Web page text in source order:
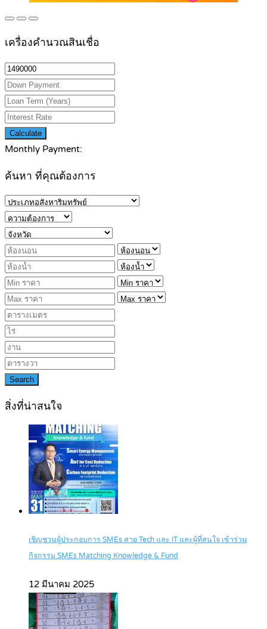
เครื่องคำนวณสินเชื่อ
Calculate
Monthly Payment:
ค้นหา ที่คุณต้องการ
Search
สิ่งที่น่าสนใจ
เชิญชวนผู้ประกอบการ SMEs สาย Tech และ IT และผู้ที่สนใจ เข้าร่วม
กิจกรรม SMEs Matching Knowledge & Fund
12 มีนาคม 2025